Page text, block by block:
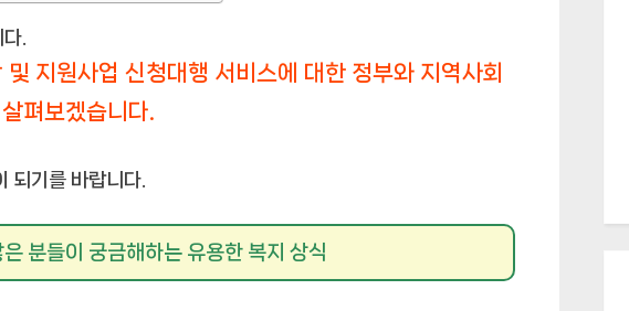
.
및 지원사업 신청대행 서비스에 대한 정부와 지역사회
펴보겠습니다.
되기를 바랍니다.
은 분들이 궁금해하는 유용한 복지 상식